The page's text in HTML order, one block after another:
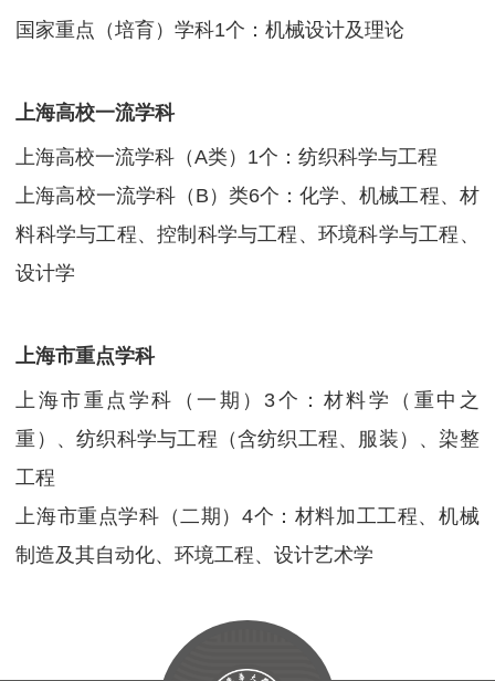
国家重点（培育）学科1个：机械设计及理论
上海高校一流学科
上海高校一流学科（A类）1个：纺织科学与工程
上海高校一流学科（B）类6个：化学、机械工程、材
料科学与工程、控制科学与工程、环境科学与工程、
设计学
上海市重点学科
上海市重点学科（一期）3个：材料学（重中之
重）、纺织科学与工程（含纺织工程、服装）、染整
工程
上海市重点学科（二期）4个：材料加工工程、机械
制造及其自动化、环境工程、设计艺术学